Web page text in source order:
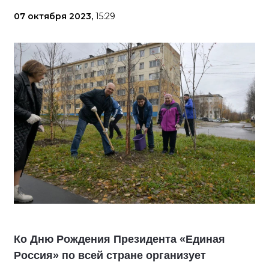
07 октября 2023, 15:29
Ко Дню Рождения Президента «Единая
Россия» по всей стране организует